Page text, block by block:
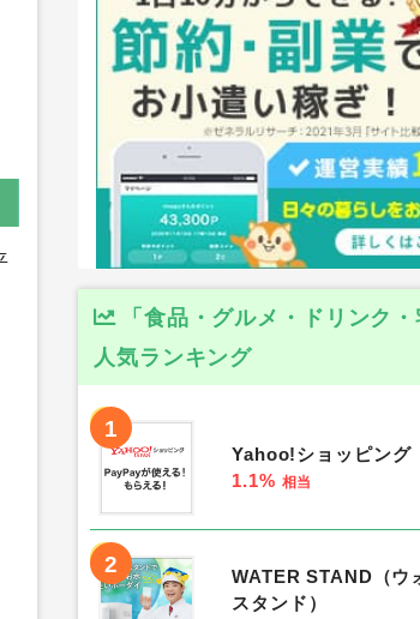
「食品・グルメ・ドリンク・
人気ランキング
1
Yahoo!ショッピング
1.1% 相当
2
WATER STAND（ウ
スタンド）